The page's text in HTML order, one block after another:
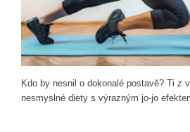
Kdo by nesnil o dokonalé postavě? Ti z
nesmyslné diety s výrazným jo-jo